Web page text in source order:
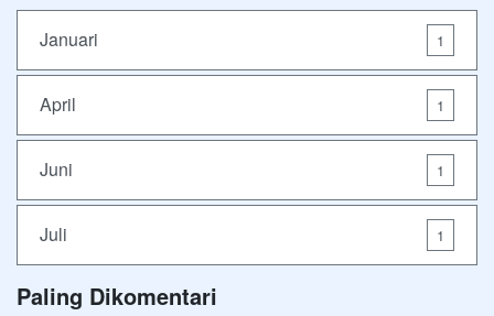
Januari 1
April 1
Juni 1
Juli 1
Paling Dikomentari